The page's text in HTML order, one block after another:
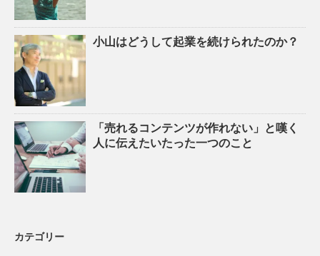
小山はどうして起業を続けられたのか？
「売れるコンテンツが作れない」と嘆く
人に伝えたいたった一つのこと
カテゴリー